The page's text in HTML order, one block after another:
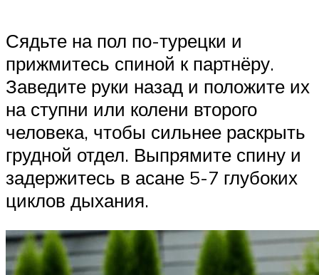
Сядьте на пол по-турецки и
прижмитесь спиной к партнёру.
Заведите руки назад и положите их
на ступни или колени второго
человека, чтобы сильнее раскрыть
грудной отдел. Выпрямите спину и
задержитесь в асане 5-7 глубоких
циклов дыхания.